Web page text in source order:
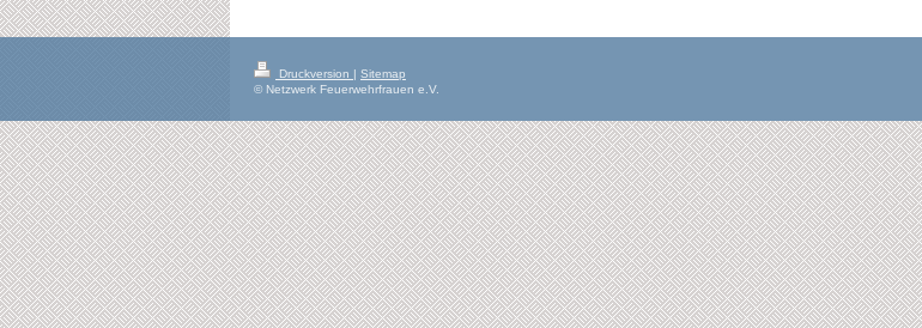
Druckversion | Sitemap
© Netzwerk Feuerwehrfrauen e.V.